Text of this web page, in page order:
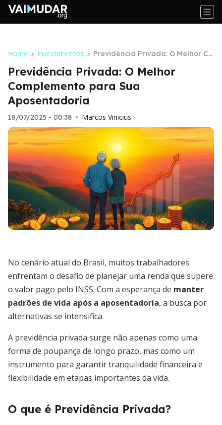
Home > Investimentos > Previdência Privada: O Melhor Co
mplemento para Sua Aposentad
oria
Previdência Privada: O Melhor
Complemento para Sua
Aposentadoria
18/07/2025 - 00:38 • Marcos Vinicius
No cenário atual do Brasil, muitos trabalhadores
enfrentam o desafio de planejar uma renda que supere
o valor pago pelo INSS. Com a esperança de manter
padrões de vida após a aposentadoria, a busca por
alternativas se intensifica.
A previdência privada surge não apenas como uma
forma de poupança de longo prazo, mas como um
instrumento para garantir tranquilidade financeira e
flexibilidade em etapas importantes da vida.
O que é Previdência Privada?